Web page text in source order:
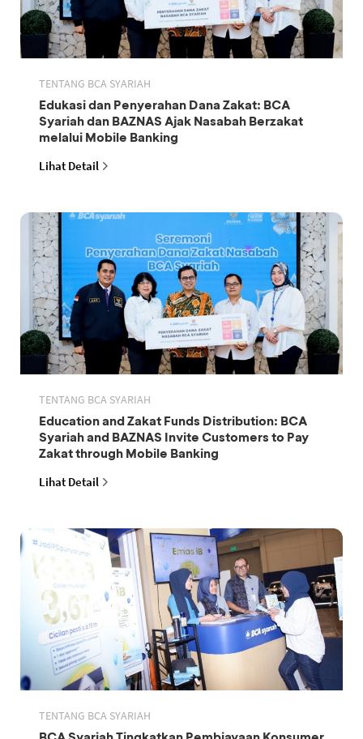
TENTANG BCA SYARIAH
Edukasi dan Penyerahan Dana Zakat: BCA
Syariah dan BAZNAS Ajak Nasabah Berzakat
melalui Mobile Banking
Lihat Detail
TENTANG BCA SYARIAH
Education and Zakat Funds Distribution: BCA
Syariah and BAZNAS Invite Customers to Pay
Zakat through Mobile Banking
Lihat Detail
TENTANG BCA SYARIAH